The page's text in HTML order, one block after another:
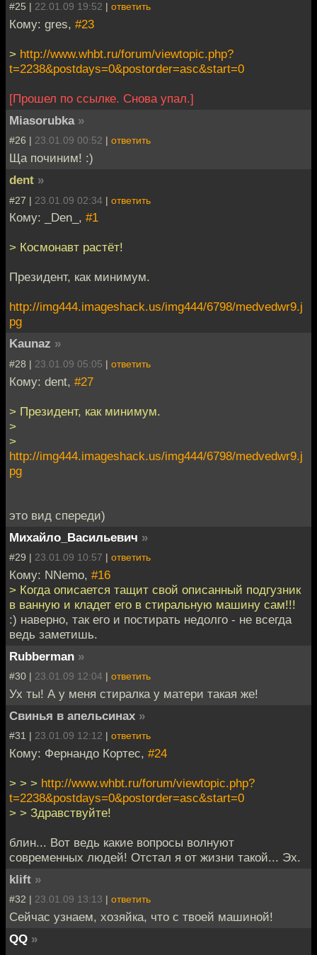
#25 | 22.01.09 19:52 | ответить
Кому: gres, #23
> http://www.whbt.ru/forum/viewtopic.php?
t=2238&postdays=0&postorder=asc&start=0
[Прошел по ссылке. Снова упал.]
Miasorubka »
#26 | 23.01.09 00:52 | ответить
Ща починим! :)
dent »
#27 | 23.01.09 02:34 | ответить
Кому: _Den_, #1
> Космонавт растёт!
Президент, как минимум.
http://img444.imageshack.us/img444/6798/medvedwr9.j
pg
Kaunaz »
#28 | 23.01.09 05:05 | ответить
Кому: dent, #27
> Президент, как минимум.
>
>
http://img444.imageshack.us/img444/6798/medvedwr9.j
pg
это вид спереди)
Михайло_Васильевич »
#29 | 23.01.09 10:57 | ответить
Кому: NNemo, #16
> Когда описается тащит свой описанный подгузник
в ванную и кладет его в стиральную машину сам!!!
:) наверно, так его и постирать недолго - не всегда
ведь заметишь.
Rubberman »
#30 | 23.01.09 12:04 | ответить
Ух ты! А у меня стиралка у матери такая же!
Свинья в апельсинах »
#31 | 23.01.09 12:12 | ответить
Кому: Фернандо Кортес, #24
> > > http://www.whbt.ru/forum/viewtopic.php?
t=2238&postdays=0&postorder=asc&start=0
> > Здравствуйте!
блин... Вот ведь какие вопросы волнуют
современных людей! Отстал я от жизни такой... Эх.
klift »
#32 | 23.01.09 13:13 | ответить
Сейчас узнаем, хозяйка, что с твоей машиной!
QQ »